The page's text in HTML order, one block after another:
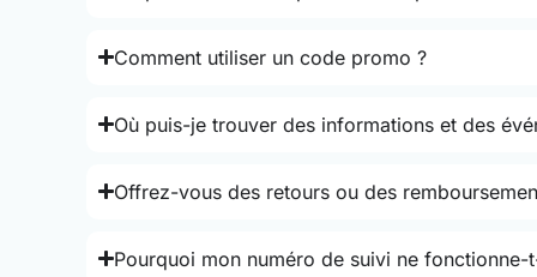
Comment utiliser un code promo ?
Où puis-je trouver des informations et des
Offrez-vous des retours ou des
Pourquoi mon numéro de suivi ne fonctionne-